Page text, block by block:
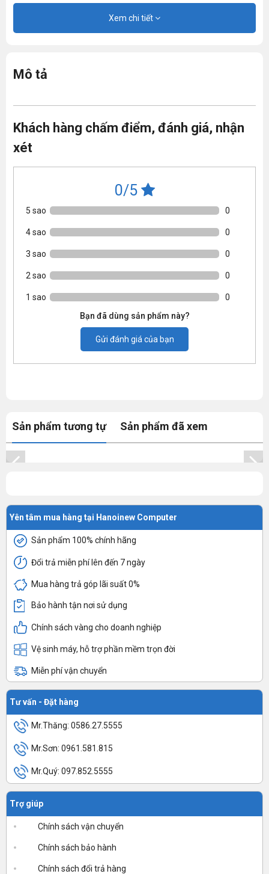
Mô tả
Khách hàng chấm điểm, đánh giá, nhận
xét
0/5
5 sao 0
4 sao 0
3 sao 0
2 sao 0
1 sao
0
Bạn đã dùng sản phẩm này?
Gửi đánh giá của bạn
Xem chi tiết
Sản phẩm tương tự Sản phẩm đã xem
Yên tâm mua hàng tại Hanoinew Computer
Sản phẩm 100% chính hãng
Đổi trả miễn phí lên đến 7 ngày
Mua hàng trả góp lãi suất 0%
Bảo hành tận nơi sử dụng
Chính sách vàng cho doanh nghiệp
Vệ sinh máy, hỗ trợ phần mềm trọn đời
Miễn phí vận chuyển
Tư vấn - Đặt hàng
Mr.Thăng: 0586.27.5555
Mr.Sơn: 0961.581.815
Mr.Quý: 097.852.5555
Trợ giúp
Chính sách vận chuyển
Chính sách bảo hành
Chính sách đổi trả hàng